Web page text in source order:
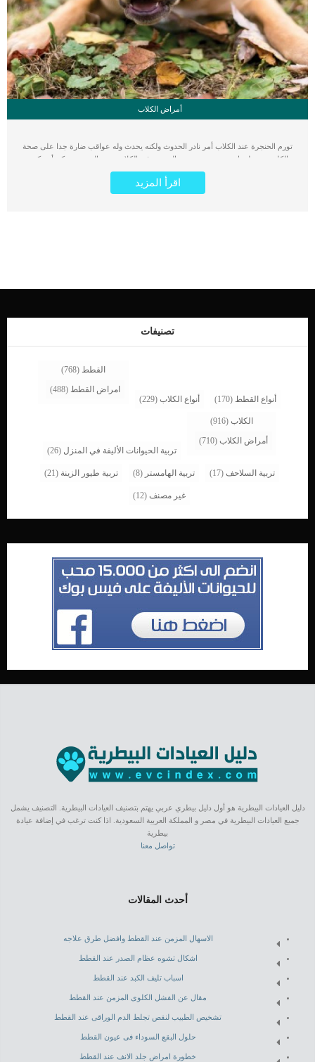
أمراض الكلاب
تورم الحنجرة عند الكلاب أمر نادر الحدوث ولكنه يحدث وله عواقب ضارة جدا على صحة
الكلب. معلومات سريعة عن تورم الحنجرة في الكلاب تورم الحنجرة يمكن أن يكون
حميدا و يمكن أن يكون خبيثا. اقرأ ايضا: صعوبة التنفس عند الكلاب وعلاجها كما انه غالبا
يظهر تورم الحنجرة نتيجة لانتشار ورم في منطقة أخرى فى جسم الكلب.الجراحة هى
الحل الجذرى فى كل الأحوال مع استخدام أدوية الألم وعلاج اى مسببات اخرى لهذا
هذا النوع فى الغدد الليمفاوية والمريء اورام اللوزتين, هذا الورم شديد الانتشار ورم
المرئ وغالبا ما يكون […]
اقرأ المزيد
تصنيفات
أنواع القطط (170) أنواع الكلاب (229)
القطط (768)
امراض القطط (488)
الكلاب (916)
أمراض الكلاب (710)
تربية الحيوانات الأليفة في المنزل (26)
تربية السلاحف (17) تربية الهامستر (8) تربية طيور الزينة (21)
غير مصنف (12)
دليل العيادات البيطرية هو أول دليل بيطري عربي يهتم بتصنيف العيادات البيطرية. التصنيف يشمل
جميع العيادات البيطرية في مصر و المملكة العربية السعودية. اذا كنت ترغب في إضافة عيادة
بيطرية
تواصل معنا
أحدث المقالات
الاسهال المزمن عند القطط وافضل طرق علاجه
اشكال تشوه عظام الصدر عند القطط
اسباب تليف الكبد عند القطط
مقال عن الفشل الكلوى المزمن عند القطط
تشخيص الطبيب لنقص تجلط الدم الوراقى عند القطط
حلول البقع السوداء فى عيون القطط
خطورة امراض جلد الانف عند القطط